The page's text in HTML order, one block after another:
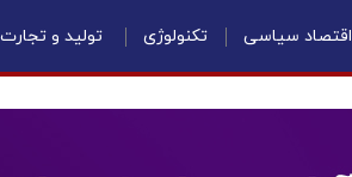
اقتصاد سیاسی تکنولوژی تولید و تجارت